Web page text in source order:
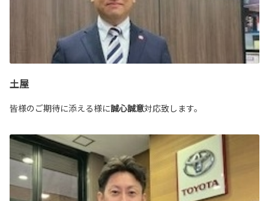
土屋
皆様のご期待に添える様に誠心誠意対応致します。